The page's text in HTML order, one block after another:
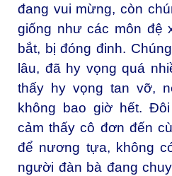
đang vui mừng, còn
giống như các môn đệ
bắt, bị đóng đinh.
lâu, đã hy vọng quá
thấy hy vọng tan vỡ,
không bao giờ hết.
cảm thấy cô đơn đến
để nương tựa, không
người đàn bà đang